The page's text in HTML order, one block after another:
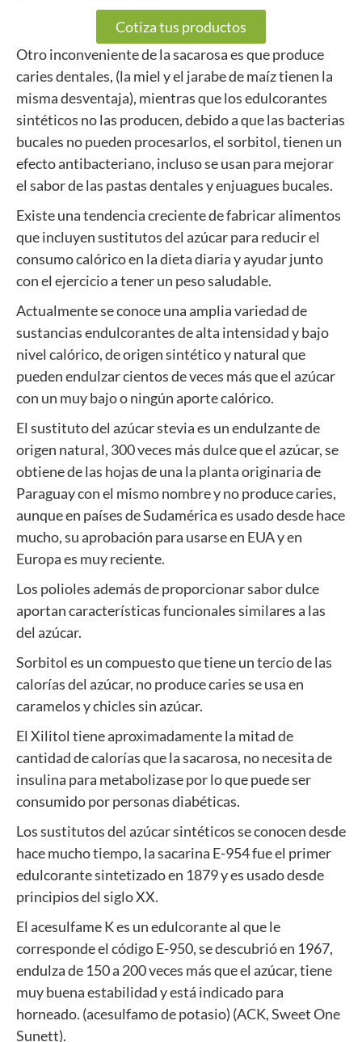
Cotiza tus productos
Otro inconveniente de la sacarosa es que produce
caries dentales, (la miel y el jarabe de maíz tienen la
misma desventaja), mientras que los edulcorantes
sintéticos no las producen, debido a que las bacterias
bucales no pueden procesarlos, el sorbitol, tienen un
efecto antibacteriano, incluso se usan para mejorar
el sabor de las pastas dentales y enjuagues bucales.
Existe una tendencia creciente de fabricar alimentos
que incluyen sustitutos del azúcar para reducir el
consumo calórico en la dieta diaria y ayudar junto
con el ejercicio a tener un peso saludable.
Actualmente se conoce una amplia variedad de
sustancias endulcorantes de alta intensidad y bajo
nivel calórico, de origen sintético y natural que
pueden endulzar cientos de veces más que el azúcar
con un muy bajo o ningún aporte calórico.
El sustituto del azúcar stevia es un endulzante de
origen natural, 300 veces más dulce que el azúcar, se
obtiene de las hojas de una la planta originaria de
Paraguay con el mismo nombre y no produce caries,
aunque en países de Sudamérica es usado desde hace
mucho, su aprobación para usarse en EUA y en
Europa es muy reciente.
Los polioles además de proporcionar sabor dulce
aportan características funcionales similares a las
del azúcar.
Sorbitol es un compuesto que tiene un tercio de las
calorías del azúcar, no produce caries se usa en
caramelos y chicles sin azúcar.
El Xilitol tiene aproximadamente la mitad de
cantidad de calorías que la sacarosa, no necesita de
insulina para metabolizase por lo que puede ser
consumido por personas diabéticas.
Los sustitutos del azúcar sintéticos se conocen desde
hace mucho tiempo, la sacarina E-954 fue el primer
edulcorante sintetizado en 1879 y es usado desde
principios del siglo XX.
El acesulfame K es un edulcorante al que le
corresponde el código E-950, se descubrió en 1967,
endulza de 150 a 200 veces más que el azúcar, tiene
muy buena estabilidad y está indicado para
horneado. (acesulfamo de potasio) (ACK, Sweet One
Sunett).